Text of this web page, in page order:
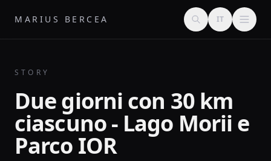
MARIUS BERCEA IT
STORY
Due giorni con 30 km
ciascuno - Lago Morii e
Parco IOR